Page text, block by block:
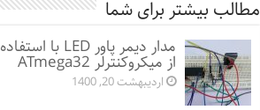
مطالب بیشتر برای شما
مدار دیمر پاور LED با استفاده
از میکروکنترلر ATmega32
اردیبهشت 20, 1400